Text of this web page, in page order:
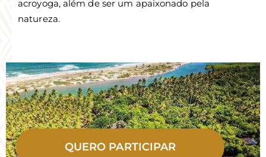
acroyoga, além de ser um apaixonado pela
natureza.
QUERO PARTICIPAR